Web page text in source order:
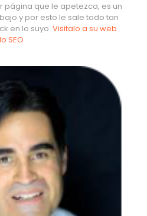
página que le apetezca, es un
y por esto le sale todo tan
en lo suyo. Visitalo a su web
SEO